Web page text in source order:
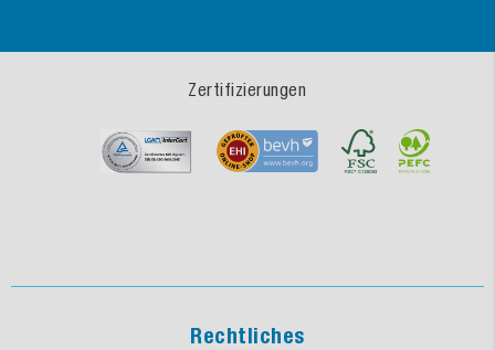
Zertifizierungen
Rechtliches